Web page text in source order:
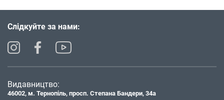
Слідкуйте за нами:
Видавництво:
46002, м. Тернопіль, просп. Степана Бандери, 34а